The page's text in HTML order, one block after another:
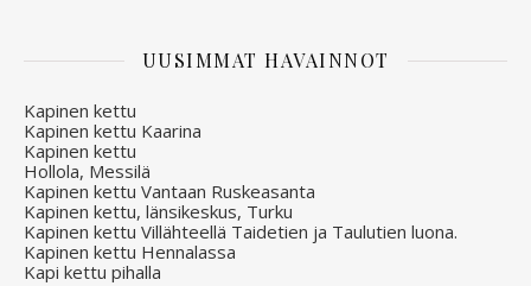
UUSIMMAT HAVAINNOT
Kapinen kettu
Kapinen kettu Kaarina
Kapinen kettu
Hollola, Messilä
Kapinen kettu Vantaan Ruskeasanta
Kapinen kettu, länsikeskus, Turku
Kapinen kettu Villähteellä Taidetien ja Taulutien luona.
Kapinen kettu Hennalassa
Kapi kettu pihalla